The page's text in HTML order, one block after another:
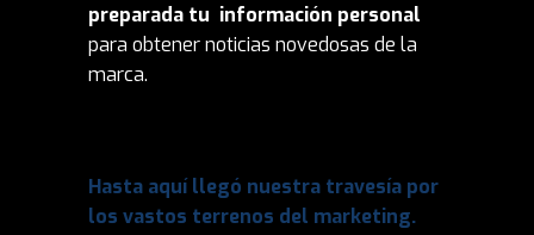
preparada tu información personal
para obtener noticias novedosas de la
marca.
Hasta aquí llegó nuestra travesía por
los vastos terrenos del marketing.